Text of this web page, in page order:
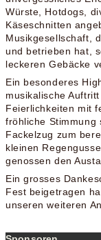
Würste, Hotdogs,
Käseschnitten
Musikgesellschaft,
und betrieben hat,
leckeren Gebäcke
Ein besonderes
musikalische
Feierlichkeiten mit
fröhliche Stimmung
Fackelzug zum
kleinen
genossen den
Ein grosses
Fest beigetragen
unseren weiteren